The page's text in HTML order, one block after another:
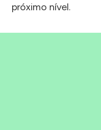
próximo nível.